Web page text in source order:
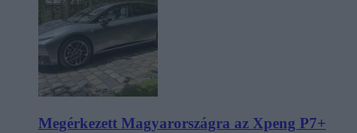
Megérkezett Magyarországra az Xpeng P7+